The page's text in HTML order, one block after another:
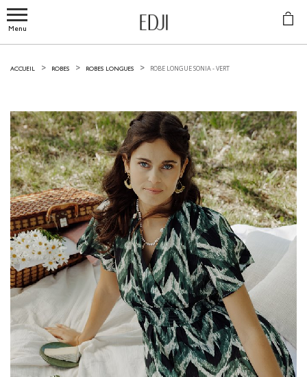
Menu
ACCUEIL ROBES ROBES LONGUES ROBE LONGUE SONIA -VERT